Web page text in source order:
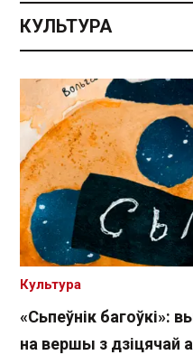
КУЛЬТУРА
«Сьпеўнік
на вершы з дзіцячай
Культура